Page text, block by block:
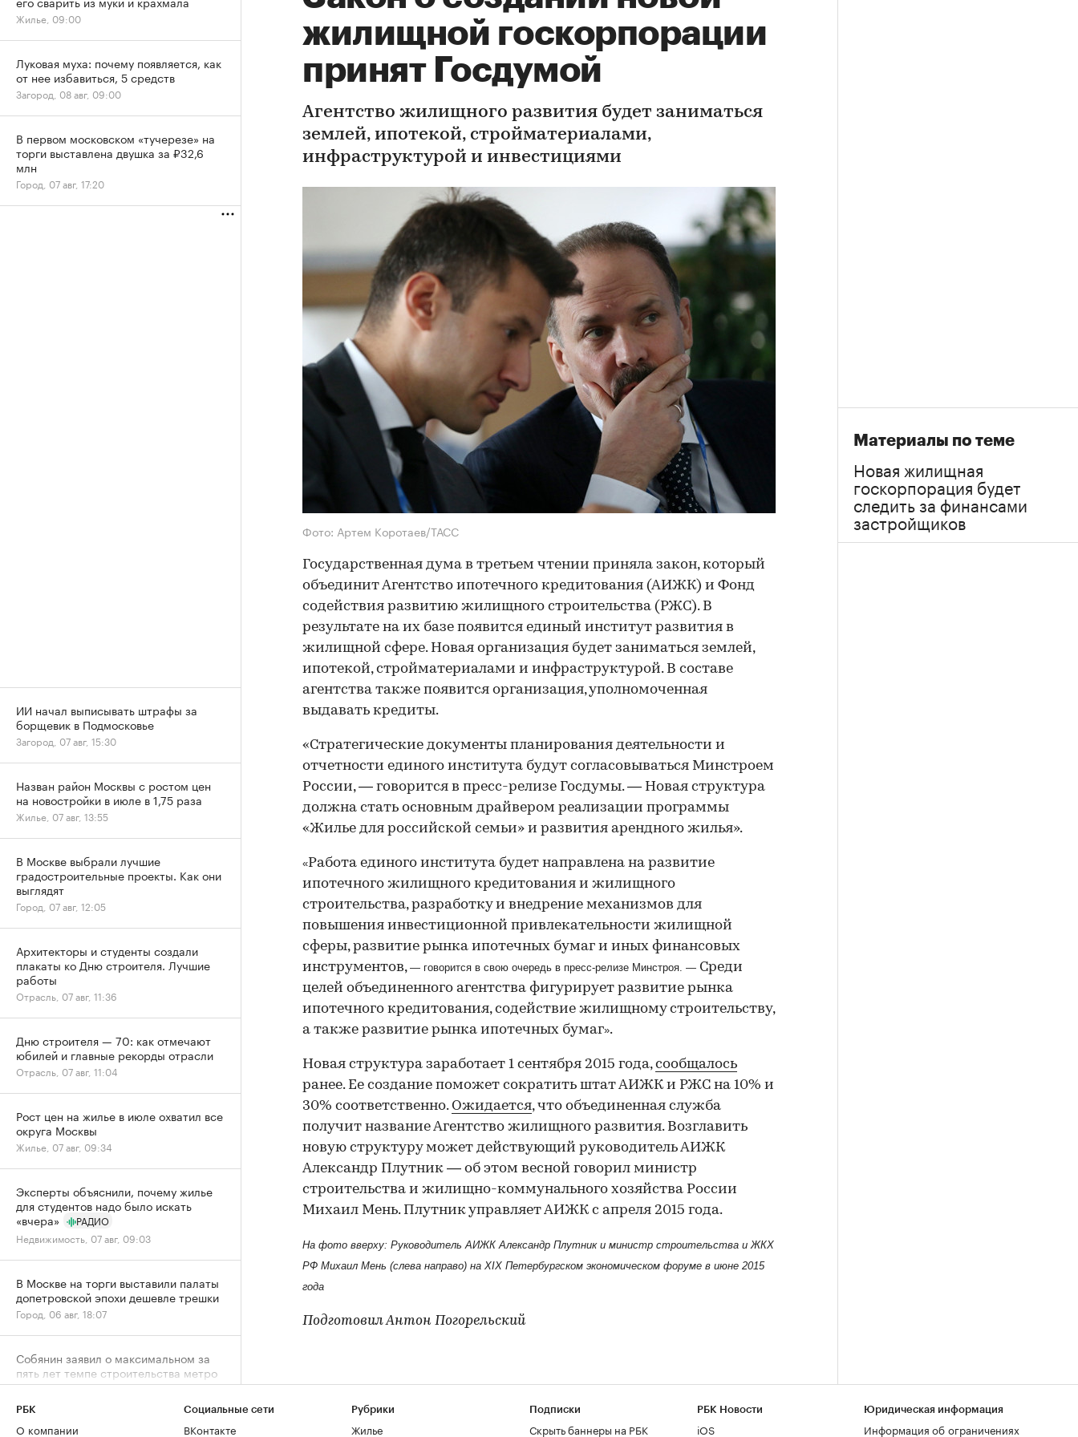
жилищной госкорпорации
принят Госдумой
Агентство жилищного развития будет заниматься
землей, ипотекой, стройматериалами,
инфраструктурой и инвестициями
Фото: Артем Коротаев/ТАСС
Государственная дума в третьем чтении приняла закон, который
объединит Агентство ипотечного кредитования (АИЖК) и Фонд
содействия развитию жилищного строительства (РЖС). В
результате на их базе появится единый институт развития в
жилищной сфере. Новая организация будет заниматься землей,
ипотекой, стройматериалами и инфраструктурой. В составе
агентства также появится организация, уполномоченная
выдавать кредиты.
«Стратегические документы планирования деятельности и
отчетности единого института будут согласовываться Минстроем
России, — говорится в пресс-релизе Госдумы. — Новая структура
должна стать основным драйвером реализации программы
«Жилье для российской семьи» и развития арендного жилья».
«Работа единого института будет направлена на развитие
ипотечного жилищного кредитования и жилищного
строительства, разработку и внедрение механизмов для
повышения инвестиционной привлекательности жилищной
сферы, развитие рынка ипотечных бумаг и иных финансовых
инструментов, — говорится в свою очередь в пресс-релизе Минстроя. — Среди
целей объединенного агентства фигурирует развитие рынка
ипотечного кредитования, содействие жилищному строительству,
а также развитие рынка ипотечных бумаг».
Новая структура заработает 1 сентября 2015 года,сообщалось
ранее. Ее создание поможет сократить штат АИЖК и РЖС на 10% и
30% соответственно. Ожидается, что объединенная служба
получит название Агентство жилищного развития. Возглавить
новую структуру может действующий руководитель АИЖК
Александр Плутник — об этом весной говорил министр
строительства и жилищно-коммунального хозяйства России
Михаил Мень. Плутник управляет АИЖК с апреля 2015 года.
На фото вверху: Руководитель АИЖК Александр Плутник и министр строительства и ЖКХ
РФ Михаил Мень (слева направо) на XIX Петербургском экономическом форуме в июне 2015
года
Подготовил Антон Погорельский
Материалы по теме
Новая жилищная
госкорпорация будет
следить за финансами
застройщиков
Жилье, 09:00
Луковая муха: почему появляется, как
от нее избавиться, 5 средств
Загород, 08 авг, 09:00
В первом московском «тучерезе» на
торги выставлена двушка за ₽32,6
млн
Город, 07 авг, 17:20
ИИ начал выписывать штрафы за
борщевик в Подмосковье
Загород, 07 авг, 15:30
Назван район Москвы с ростом цен
на новостройки в июле в 1,75 раза
Жилье, 07 авг, 13:55
В Москве выбрали лучшие
градостроительные проекты. Как они
выглядят
Город, 07 авг, 12:05
Архитекторы и студенты создали
плакаты ко Дню строителя. Лучшие
работы
Отрасль, 07 авг, 11:36
Дню строителя — 70: как отмечают
юбилей и главные рекорды отрасли
Отрасль, 07 авг, 11:04
Рост цен на жилье в июле охватил все
округа Москвы
Жилье, 07 авг, 09:34
Эксперты объяснили, почему жилье
для студентов надо было искать
«вчера»
РАДИО
Недвижимость, 07 авг, 09:03
В Москве на торги выставили палаты
допетровской эпохи дешевле трешки
Город, 06 авг, 18:07
Собянин заявил о максимальном за
пять лет темпе строительства метро
Город, 06 авг, 15:52
Спрос на новостройки Москвы и
РБК
О компании
Социальные сети
ВКонтакте
Рубрики
Жилье
Подписки
Скрыть баннеры на РБК
РБК Новости
iOS
Юридическая информация
Информация об ограничениях